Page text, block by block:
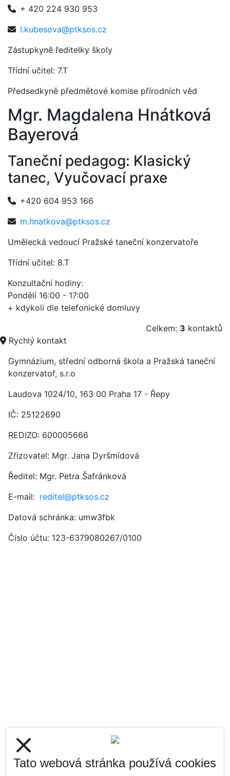
+ 420 224 930 953
l.kubesova@ptksos.cz
Zástupkyně ředitelky školy
Třídní učitel: 7.T
Předsedkyně předmětové komise přírodních věd
Mgr. Magdalena Hnátková
Bayerová
Taneční pedagog: Klasický
tanec, Vyučovací praxe
+420 604 953 166
m.hnatkova@ptksos.cz
Umělecká vedoucí Pražské taneční konzervatoře
Třídní učitel: 8.T
Konzultační hodiny:
Pondělí 16:00 - 17:00
+ kdykoli dle telefonické domluvy
Celkem: 3 kontaktů
Rychlý kontakt
Gymnázium, střední odborná škola a Pražská taneční
konzervatoř, s.r.o
Laudova 1024/10, 163 00 Praha 17 - Řepy
IČ: 25122690
REDIZO: 600005666
Zřizovatel: Mgr. Jana Dyršmídová
Ředitel: Mgr. Petra Šafránková
E-mail: reditel@ptksos.cz
Datová schránka: umw3fbk
Číslo účtu: 123-6379080267/0100
close
Tato webová stránka používá cookies